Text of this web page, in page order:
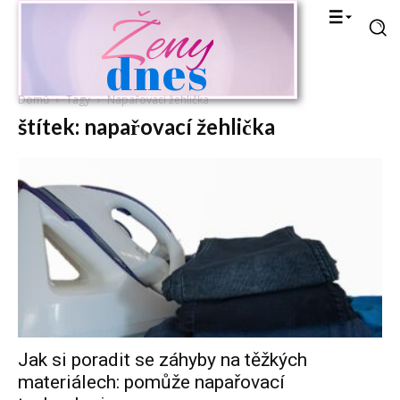
Ženy
dnes
Domů Tagy Napařovací žehlička
štítek: napařovací žehlička
Jak si poradit se záhyby na těžkých
materiálech: pomůže napařovací